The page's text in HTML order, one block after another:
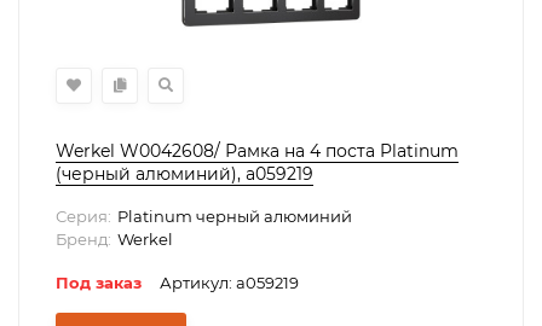
Werkel W0042608/ Рамка на 4 поста Platinum
(черный алюминий), a059219
Серия: Platinum черный алюминий
Бренд: Werkel
Под заказ Артикул: a059219